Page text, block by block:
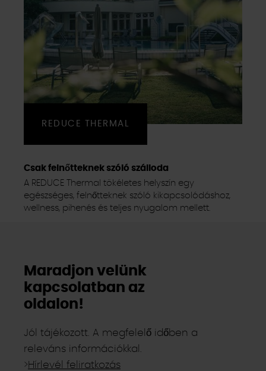
REDUCE THERMAL
Csak felnőtteknek szóló szálloda
A REDUCE Thermal tökéletes helyszín egy
egészséges, felnőtteknek szóló kikapcsolódáshoz,
wellness, pihenés és teljes nyugalom mellett.
Maradjon velünk
kapcsolatban az
oldalon!
Jól tájékozott. A megfelelő időben a
releváns információkkal.
>Hírlevél feliratkozás